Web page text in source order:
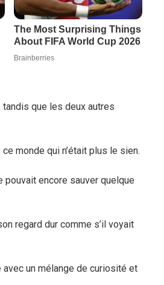
que les deux autres
monde qui n’était plus le sien.
encore sauver quelque
regard dur comme s’il voyait
un mélange de curiosité et